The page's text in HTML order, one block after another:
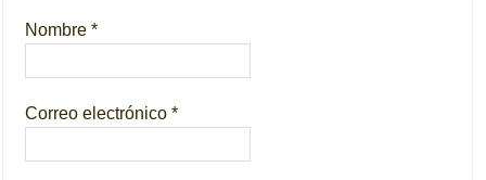
Nombre*
Correo electrónico*